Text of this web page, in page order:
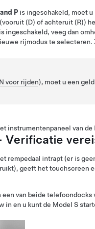
P is ingeschakeld, moet u
(D) of achteruit (R))
ingeschakeld, veeg dan
rijmodus te selecteren.
voor rijden), moet u een
instrumentenpaneel van de
Verificatie
rempedaal intrapt (er is
geeft het touchscreen
van beide telefoondocks
in en u kunt de Model S